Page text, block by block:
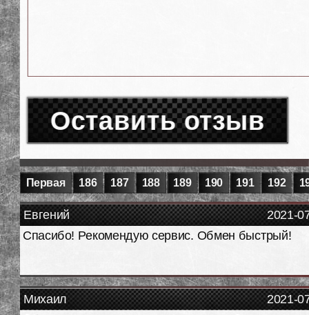
Оставить отзыв
Первая 186 187 188 189 190 191 192
2021-
Евгений
Спасибо! Рекомендую сервис. Обмен быстрый!
2021-
Михаил